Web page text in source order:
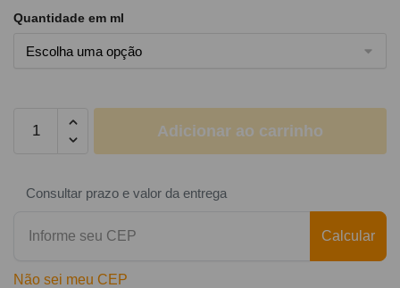
Quantidade em ml
Adicionar ao carrinho
Consultar prazo e valor da entrega
Calcular
Não sei meu CEP